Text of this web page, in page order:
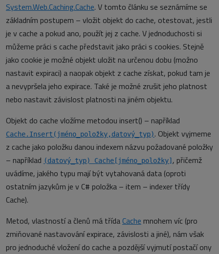
System.Web.Caching.Cache. V tomto článku se seznámíme se
základním postupem – vložit objekt do cache, otestovat, jestli
je v cache a pokud ano, použít jej z cache. V jednoduchosti si
můžeme práci s cache představit jako práci s cookies. Stejně
jako cookie je možné objekt uložit na určenou dobu (možno
nastavit expiraci) a naopak objekt z cache získat, pokud tam je
a nevypršela jeho expirace. Také je možné zrušit jeho platnost
nebo nastavit závislost platnosti na jiném objektu.
Objekt do cache vložíme metodou insert() – například
Cache.Insert(jméno_položky,datový_typ). Objekt vyjmeme
z cache jako položku danou indexem názvu požadované položky
– například (datový_typ) Cache[jméno_položky] , přičemž
uvádíme, jakého typu mají být vytahovaná data (oproti
ostatním jazykům je v C# položka – item – indexer třídy
Cache).
Metod, vlastností a členů má třídaCache mnohem víc (pro
zmiňované nastavování expirace, závislosti a jiné), nám však
pro jednoduché vložení do cache a pozdější vyjmutí postačí ony